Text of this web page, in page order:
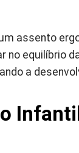
assento
equilíbrio
a